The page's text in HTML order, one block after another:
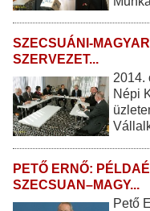
SZECSUÁNI-
SZERVEZET...
2014.
Népi
PETŐ ERNŐ:
SZECSUAN–MAGY...
Pető